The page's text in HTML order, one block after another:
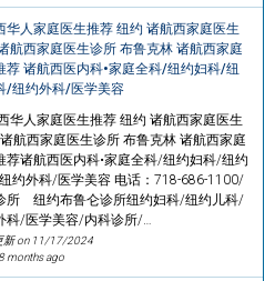
华人家庭医生推荐 纽约 诸航西家庭医生
航西家庭医生诊所 布鲁克林 诸航西家庭
荐 诸航西医内科•家庭全科/纽约妇科/纽
/纽约外科/医学美容
华人家庭医生推荐 纽约 诸航西家庭医生
航西家庭医生诊所 布鲁克林 诸航西家庭
荐诸航西医内科•家庭全科/纽约妇科/纽约
约外科/医学美容 电话：718-686-1100/
所 纽约布鲁仑诊所纽约妇科/纽约儿科/
科/医学美容/内科诊所/…
新 on 11/17/2024
months ago